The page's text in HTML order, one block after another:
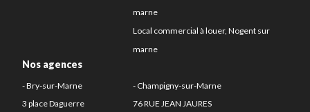
marne
Local commercial à louer, Nogent sur
marne
Nos agences
- Bry-sur-Marne
3 place Daguerre
- Champigny-sur-Marne
76 RUE JEAN JAURES